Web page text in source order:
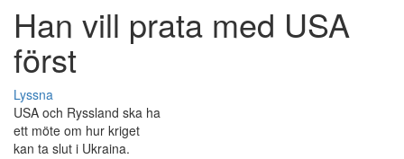
Han vill prata med USA
först
Lyssna
USA och Ryssland ska ha
ett möte om hur kriget
kan ta slut i Ukraina.